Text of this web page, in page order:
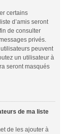
certains
d’amis seront
de consulter
privés.
peuvent
un utilisateur à
seront masqués
de ma liste
de les ajouter à